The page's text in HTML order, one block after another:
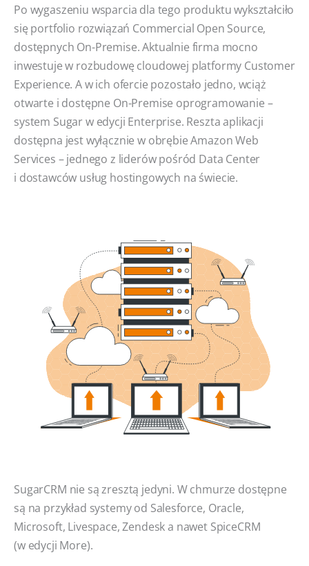
Po wygaszeniu wsparcia dla tego produktu wykształciło
się portfolio rozwiązań Commercial Open Source,
dostępnych On-Premise. Aktualnie firma mocno
inwestuje w rozbudowę cloudowej platformy Customer
Experience. A w ich ofercie pozostało jedno, wciąż
otwarte i dostępne On-Premise oprogramowanie –
system Sugar w edycji Enterprise. Reszta aplikacji
dostępna jest wyłącznie w obrębie Amazon Web
Services – jednego z liderów pośród Data Center
i dostawców usług hostingowych na świecie.
SugarCRM nie są zresztą jedyni. W chmurze dostępne
są na przykład systemy od Salesforce, Oracle,
Microsoft, Livespace, Zendesk a nawet SpiceCRM
(w edycji More).